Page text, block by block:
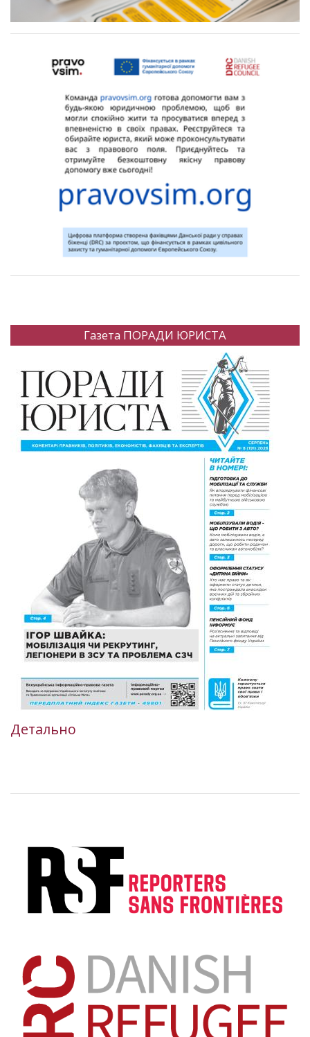
Газета ПОРАДИ ЮРИСТА
Детально